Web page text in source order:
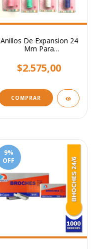
Anillos De Expansion 24
Mm Para
Unidades.
$2.575,00
COMPRAR
9%
OFF